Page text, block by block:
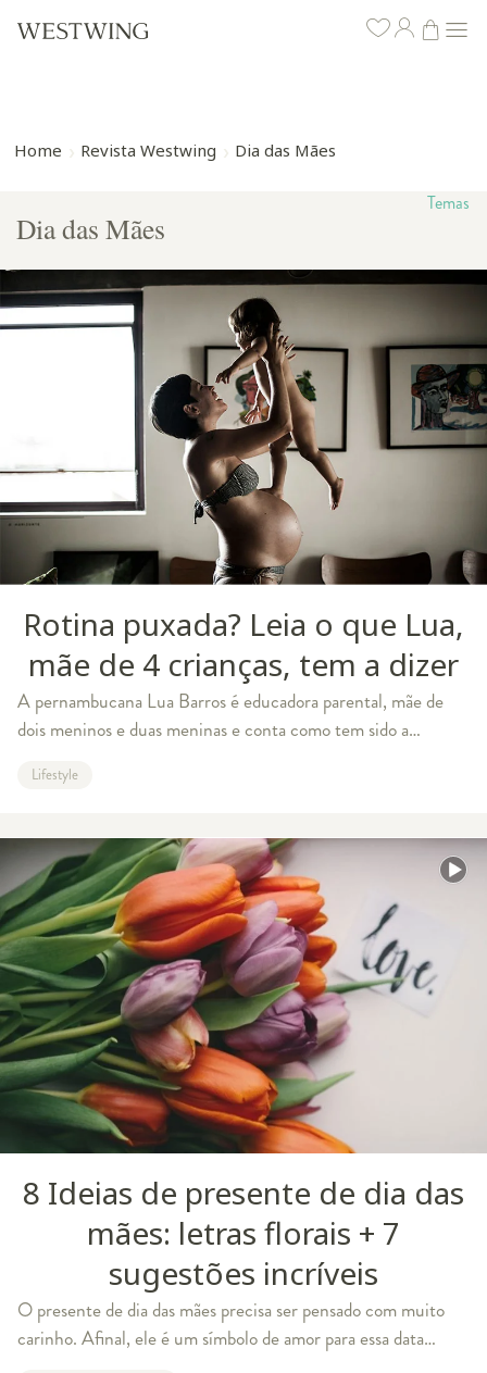
Home Revista Westwing Dia das Mães
Temas
Dia das Mães
Rotina puxada? Leia o que Lua,
mãe de 4 crianças, tem a dizer
A pernambucana Lua Barros é educadora parental, mãe de
dois meninos e duas meninas e conta como tem sido a
morou em São Paulo, buscou r
Lifestyle
8 Ideias de presente de dia das
mães: letras florais + 7
sugestões incríveis
O presente de dia das mães precisa ser pensado com muito
carinho. Afinal, ele é um símbolo de amor para essa data